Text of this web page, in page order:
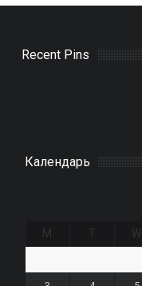
Recent Pins
Календарь
M T W